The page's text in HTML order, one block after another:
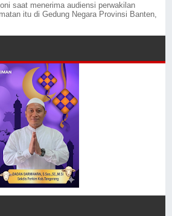
saat menerima audiensi perwakilan
itu di Gedung Negara Provinsi Banten,